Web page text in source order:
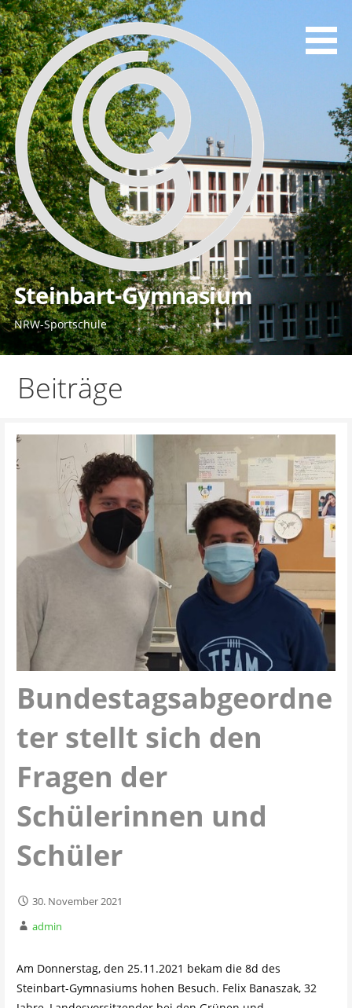
Zum
Inhalt
springen
Steinbart-Gymnasium
NRW-Sportschule
Beiträge
Bundestagsabgeordne
ter stellt sich den
Fragen der
Schülerinnen und
Schüler
30. November 2021
admin
Am Donnerstag, den 25.11.2021 bekam die 8d des
Steinbart-Gymnasiums hohen Besuch. Felix Banaszak, 32